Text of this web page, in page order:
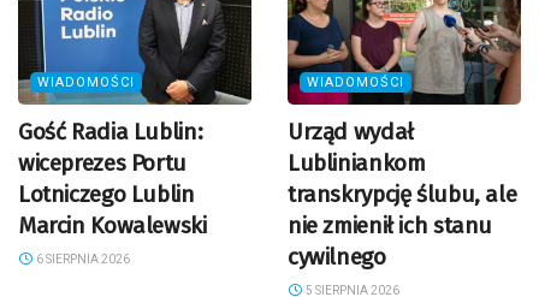
WIADOMOŚCI
Gość Radia Lublin:
wiceprezes Portu
Lotniczego Lublin
Marcin Kowalewski
6 SIERPNIA 2026
WIADOMOŚCI
Urząd wydał
Lubliniankom
transkrypcję ślubu, ale
nie zmienił ich stanu
cywilnego
5 SIERPNIA 2026